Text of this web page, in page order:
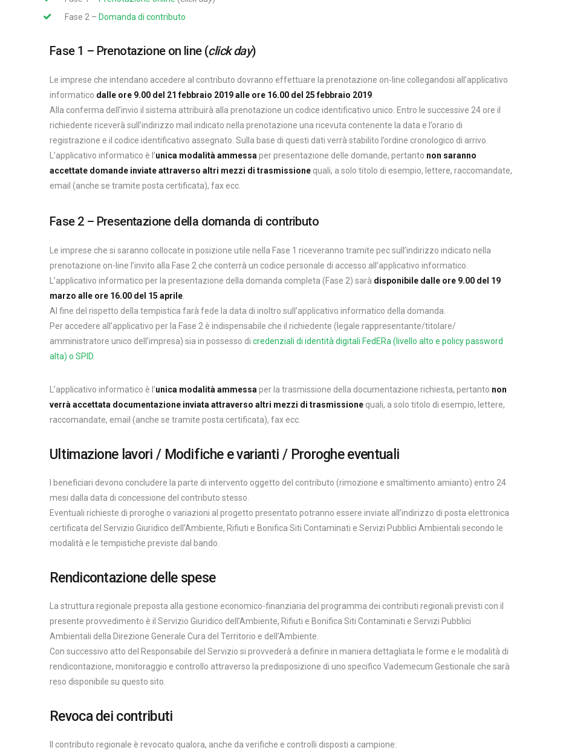
Fase 2 – Domanda di contributo
Fase 1 – Prenotazione on line (click day)
Le imprese che intendano accedere al contributo dovranno effettuare la prenotazione on-line collegandosi all’applicativo
informatico dalle ore 9.00 del 21 febbraio 2019 alle ore 16.00 del 25 febbraio 2019
Alla conferma dell’invio il sistema attribuirà alla prenotazione un codice identificativo unico. Entro le successive 24 ore il
richiedente riceverà sull’indirizzo mail indicato nella prenotazione una ricevuta contenente la data e l’orario di
registrazione e il codice identificativo assegnato. Sulla base di questi dati verrà stabilito l’ordine cronologico di arrivo.
L’applicativo informatico è l’unica modalità ammessa per presentazione delle domande, pertanto non saranno
accettate domande inviate attraverso altri mezzi di trasmissione quali, a solo titolo di esempio, lettere, raccomandate,
email (anche se tramite posta certificata), fax ecc.
Fase 2 – Presentazione della domanda di contributo
Le imprese che si saranno collocate in posizione utile nella Fase 1 riceveranno tramite pec sull’indirizzo indicato nella
prenotazione on-line l’invito alla Fase 2 che conterrà un codice personale di accesso all’applicativo informatico.
L’applicativo informatico per la presentazione della domanda completa (Fase 2) sarà disponibile dalle ore 9.00 del 19
marzo alle ore 16.00 del 15 aprile
Al fine del rispetto della tempistica farà fede la data di inoltro sull’applicativo informatico della domanda.
Per accedere all’applicativo per la Fase 2 è indispensabile che il richiedente (legale rappresentante/titolare/
amministratore unico dell’impresa) sia in possesso di credenziali di identità digitali FedERa (livello alto e policy password
alta) o SPID
L’applicativo informatico è l’unica modalità ammessa per la trasmissione della documentazione richiesta, pertanto non
verrà accettata documentazione inviata attraverso altri mezzi di trasmissione quali, a solo titolo di esempio, lettere,
raccomandate, email (anche se tramite posta certificata), fax ecc.
Ultimazione lavori / Modifiche e varianti / Proroghe eventuali
I beneficiari devono concludere la parte di intervento oggetto del contributo (rimozione e smaltimento amianto) entro 24
mesi dalla data di concessione del contributo stesso.
Eventuali richieste di proroghe o variazioni al progetto presentato potranno essere inviate all’indirizzo di posta elettronica
certificata del Servizio Giuridico dell’Ambiente, Rifiuti e Bonifica Siti Contaminati e Servizi Pubblici Ambientali secondo le
modalità e le tempistiche previste dal bando.
Rendicontazione delle spese
La struttura regionale preposta alla gestione economico-finanziaria del programma dei contributi regionali previsti con il
presente provvedimento è il Servizio Giuridico dell’Ambiente, Rifiuti e Bonifica Siti Contaminati e Servizi Pubblici
Ambientali della Direzione Generale Cura del Territorio e dell’Ambiente.
Con successivo atto del Responsabile del Servizio si provvederà a definire in maniera dettagliata le forme e le modalità di
rendicontazione, monitoraggio e controllo attraverso la predisposizione di uno specifico Vademecum Gestionale che sarà
reso disponibile su questo sito.
Revoca dei contributi
Il contributo regionale è revocato qualora, anche da verifiche e controlli disposti a campione: